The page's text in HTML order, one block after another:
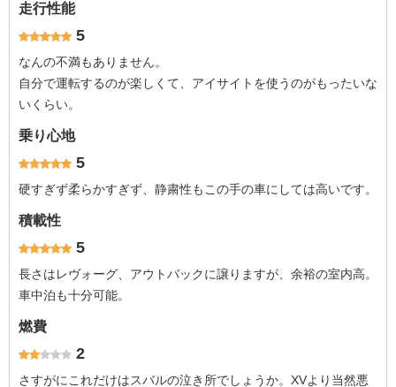
走行性能
5
なんの不満もありません。
自分で運転するのが楽しくて、アイサイトを使うのがもったいな
いくらい。
乗り心地
5
硬すぎず柔らかすぎず、静粛性もこの手の車にしては高いです。
積載性
5
長さはレヴォーグ、アウトバックに譲りますが、余裕の室内高。
車中泊も十分可能。
燃費
2
さすがにこれだけはスバルの泣き所でしょうか。XVより当然悪